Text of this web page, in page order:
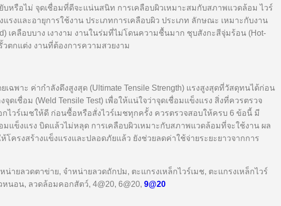
หรือไม่ จุดเชื่อมที่ดีจะแน่นสนิท การเคลือบผิวเหมาะสมกับสภาพแวดล้อม ไวร์
งและอายุการใช้งาน ประเภทการเคลือบผิว ประเภท ลักษณะ เหมาะกับงาน
เคลือบบาง เงางาม งานในร่มที่ไม่โดนความชื้นมาก ชุบสังกะสีจุ่มร้อน (Hot-
ตกแต่ง งานที่ต้องการความสวยงาม
าะ ค่ากำลังดึงสูงสุด (Ultimate Tensile Strength) แรงสูงสุดที่วัสดุทนได้ก่อน
เชื่อม (Weld Tensile Test) เพื่อให้แน่ใจว่าจุดเชื่อมแข็งแรง สิ่งที่ควรตรวจ
ไวร์เมชให้ดี ก่อนซื้อหรือสั่งไวร์เมชทุกครั้ง ควรตรวจสอบให้ครบ 6 ข้อนี้ มี
แข็งแรง บิดแล้วไม่หลุด การเคลือบผิวเหมาะกับสภาพแวดล้อมที่จะใช้งาน ผล
ครงสร้างแข็งแรงและปลอดภัยแล้ว ยังช่วยลดค่าใช้จ่ายระยะยาวจากการ
ายลวดตาข่าย, จำหน่ายลวดถักปม, ตะแกรงเหล็กไวร์เมช, ตะแกรงเหล็กไวร์
หนอน, ลวดล้อมคอกสัตว์, 4@20, 6@20, 9@20